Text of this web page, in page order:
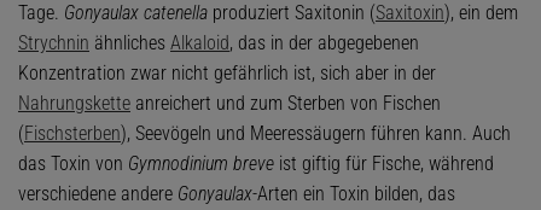
Tage. Gonyaulax catenella produziert Saxitonin (Saxitoxin), ein dem
Strychnin ähnliches Alkaloid, das in der abgegebenen
Konzentration zwar nicht gefährlich ist, sich aber in der
Nahrungskette anreichert und zum Sterben von Fischen
(Fischsterben), Seevögeln und Meeressäugern führen kann. Auch
das Toxin von Gymnodinium breve ist giftig für Fische, während
verschiedene andere Gonyaulax-Arten ein Toxin bilden, das